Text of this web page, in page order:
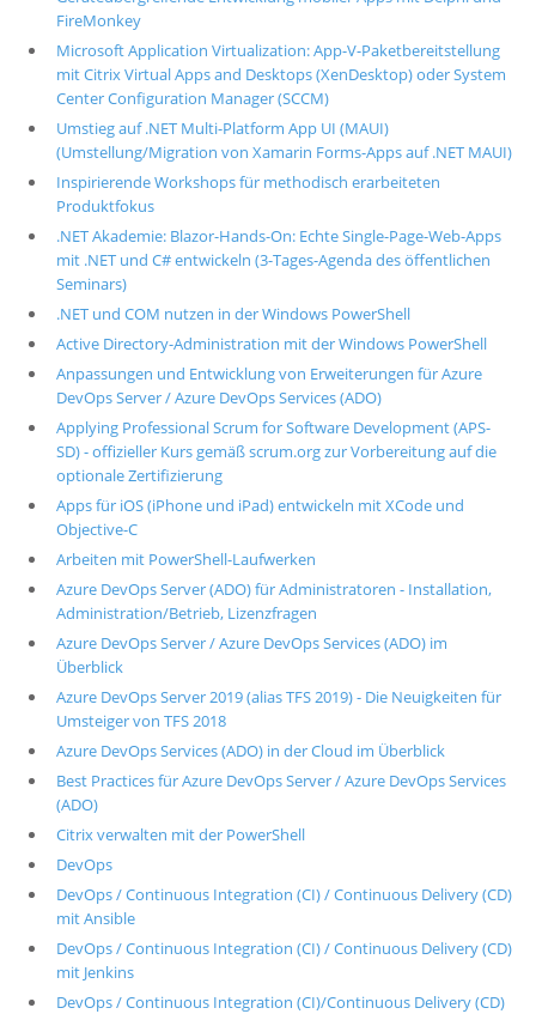
FireMonkey
Microsoft Application Virtualization: App-V-Paketbereitstellung
mit Citrix Virtual Apps and Desktops (XenDesktop) oder System
Center Configuration Manager (SCCM)
Umstieg auf .NET Multi-Platform App UI (MAUI)
(Umstellung/Migration von Xamarin Forms-Apps auf .NET MAUI)
Inspirierende Workshops für methodisch erarbeiteten
Produktfokus
.NET Akademie: Blazor-Hands-On: Echte Single-Page-Web-Apps
mit .NET und C# entwickeln (3-Tages-Agenda des öffentlichen
Seminars)
.NET und COM nutzen in der Windows PowerShell
Active Directory-Administration mit der Windows PowerShell
Anpassungen und Entwicklung von Erweiterungen für Azure
DevOps Server / Azure DevOps Services (ADO)
Applying Professional Scrum for Software Development (APS-
SD) - offizieller Kurs gemäß scrum.org zur Vorbereitung auf die
optionale Zertifizierung
Apps für iOS (iPhone und iPad) entwickeln mit XCode und
Objective-C
Arbeiten mit PowerShell-Laufwerken
Azure DevOps Server (ADO) für Administratoren - Installation,
Administration/Betrieb, Lizenzfragen
Azure DevOps Server / Azure DevOps Services (ADO) im
Überblick
Azure DevOps Server 2019 (alias TFS 2019) - Die Neuigkeiten für
Umsteiger von TFS 2018
Azure DevOps Services (ADO) in der Cloud im Überblick
Best Practices für Azure DevOps Server / Azure DevOps Services
(ADO)
Citrix verwalten mit der PowerShell
DevOps
DevOps / Continuous Integration (CI) / Continuous Delivery (CD)
mit Ansible
DevOps / Continuous Integration (CI) / Continuous Delivery (CD)
mit Jenkins
DevOps / Continuous Integration (CI)/Continuous Delivery (CD)